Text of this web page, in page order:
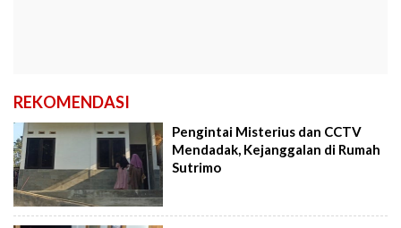
REKOMENDASI
Pengintai Misterius dan CCTV
Mendadak, Kejanggalan di Rumah
Sutrimo